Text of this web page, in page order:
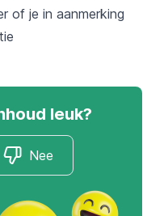
of je in aanmerking
leuk?
Nee